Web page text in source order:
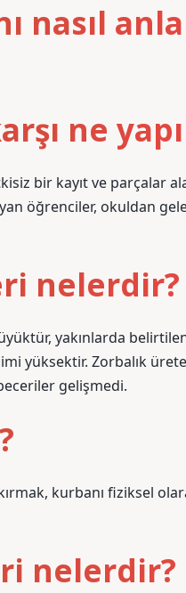
nasıl
ne
bir kayıt ve parçalar
öğrenciler, okuldan
nelerdir?
yakınlarda
yüksektir. Zorbalık
gelişmedi.
kurbanı fiziksel
nelerdir?